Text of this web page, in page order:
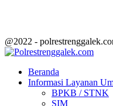
@2022 -
Beranda
Informasi Layanan
BPKB / STNK
SIM